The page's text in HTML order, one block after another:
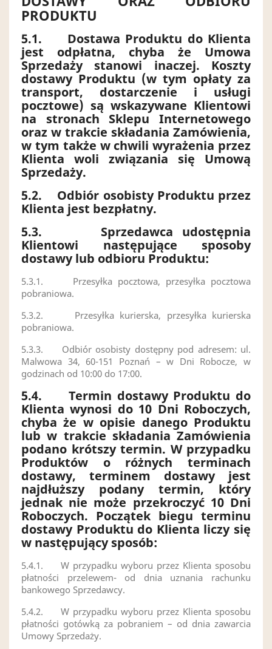
PRODUKTU
5.1.
Dostawa Produktu do Klienta
jest odpłatna, chyba że Umowa
Sprzedaży stanowi inaczej. Koszty
dostawy Produktu (w tym opłaty za
transport, dostarczenie i usługi
pocztowe) są wskazywane Klientowi
na stronach Sklepu Internetowego
oraz w trakcie składania Zamówienia,
w tym także w chwili wyrażenia przez
Klienta woli związania się Umową
Sprzedaży.
5.2.
Odbiór osobisty Produktu przez
Klienta jest bezpłatny.
5.3.
Sprzedawca udostępnia
Klientowi następujące sposoby
dostawy lub odbioru Produktu:
5.3.1.
Przesyłka pocztowa, przesyłka pocztowa
pobraniowa.
5.3.2.
Przesyłka kurierska, przesyłka kurierska
pobraniowa.
5.3.3.
Odbiór osobisty dostępny pod adresem: ul.
Malwowa 34, 60-151 Poznań – w Dni Robocze, w
godzinach od 10:00 do 17:00.
5.4.
Termin dostawy Produktu do
Klienta wynosi do 10 Dni Roboczych,
chyba że w opisie danego Produktu
lub w trakcie składania Zamówienia
podano krótszy termin. W przypadku
Produktów o różnych terminach
dostawy, terminem dostawy jest
najdłuższy podany termin, który
jednak nie może przekroczyć 10 Dni
Roboczych. Początek biegu terminu
dostawy Produktu do Klienta liczy się
w następujący sposób:
5.4.1.
W przypadku wyboru przez Klienta sposobu
płatności przelewem- od dnia uznania rachunku
bankowego Sprzedawcy.
5.4.2.
W przypadku wyboru przez Klienta sposobu
płatności gotówką za pobraniem – od dnia zawarcia
Umowy Sprzedaży.